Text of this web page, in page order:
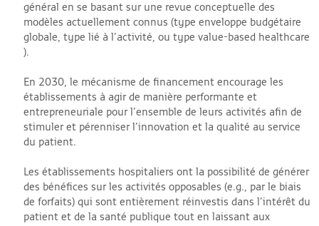
général en se basant sur une revue conceptuelle des
modèles actuellement connus (type enveloppe budgétaire
globale, type lié à l’activité, ou type value-based healthcare
).
En 2030, le mécanisme de financement encourage les
établissements à agir de manière performante et
entrepreneuriale pour l’ensemble de leurs activités afin de
stimuler et pérenniser l’innovation et la qualité au service
du patient.
Les établissements hospitaliers ont la possibilité de générer
des bénéfices sur les activités opposables (e.g., par le biais
de forfaits) qui sont entièrement réinvestis dans l’intérêt du
patient et de la santé publique tout en laissant aux